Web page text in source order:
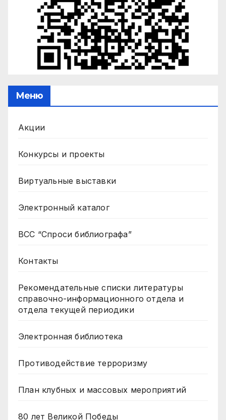
Меню
Акции
Конкурсы и проекты
Виртуальные выставки
Электронный каталог
ВСС “Спроси библиографа”
Контакты
Рекомендательные списки литературы
справочно-информационного отдела и
отдела текущей периодики
Электронная библиотека
Противодействие терроризму
План клубных и массовых мероприятий
80 лет Великой Победы